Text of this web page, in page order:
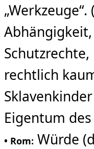
rechtlich
Eigentum
• Rom: Würde